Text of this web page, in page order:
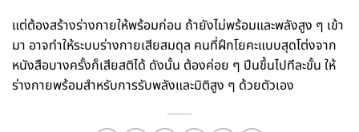
แต่ต้องสร้างร่างกายให้พร้อมก่อน ถ้ายังไม่พร้อมและพลังสูง ๆ เข้า
มา อาจทำให้ระบบร่างกายเสียสมดุล คนที่ฝึกโยคะแบบสุดโต่งจาก
หนังสือบางครั้งก็เสียสติได้ ดังนั้น ต้องค่อย ๆ ปีนขึ้นไปทีละขั้น ให้
ร่างกายพร้อมสำหรับการรับพลังและมิติสูง ๆ ด้วยตัวเอง